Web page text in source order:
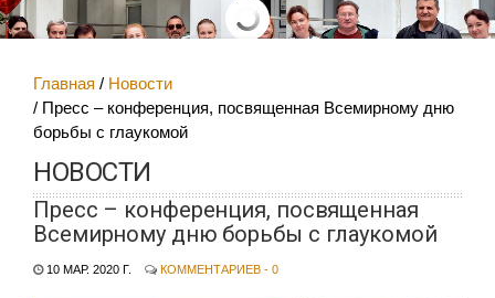
Главная
Новости
Пресс – конференция, посвященная Всемирному дню
борьбы с глаукомой
НОВОСТИ
Пресс – конференция, посвященная
Всемирному дню борьбы с глаукомой
10 МАР. 2020 Г. КОММЕНТАРИЕВ - 0